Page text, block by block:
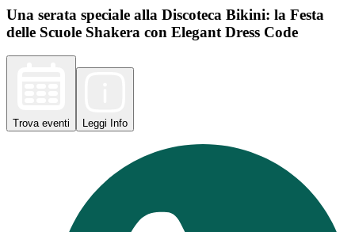
Una serata speciale alla Discoteca Bikini: la Festa
delle Scuole Shakera con Elegant Dress Code
Trova eventi Leggi Info